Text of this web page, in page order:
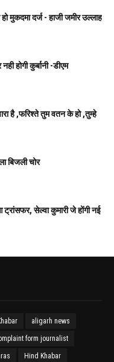
मुकदमा दर्ज - हाजी जमीर उल्लाह
होगी कुर्बानी -डीएम
है ,फरिश्ते तुम वतन के हो ,तुम्हे
बिजली चोर
सेल्वा कुमारी जे होंगी नई
aligarh news
form journalist
Hind Khabar